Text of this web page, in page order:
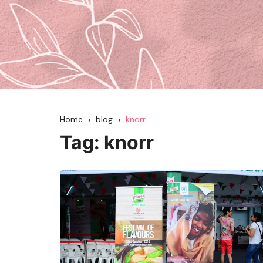
Home blog knorr
Tag: knorr